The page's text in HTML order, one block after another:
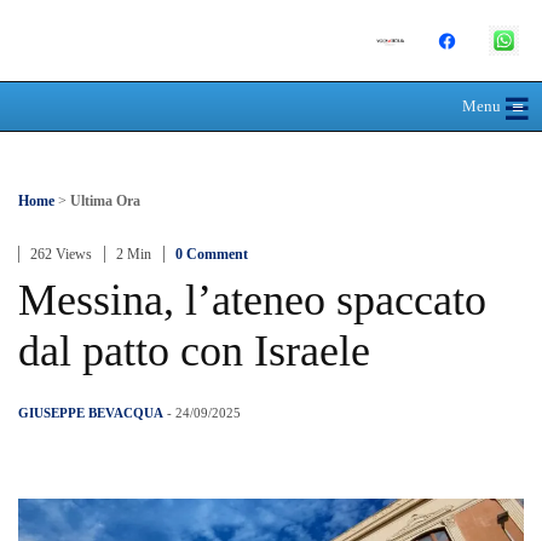
Menu≡
☰
Home > Ultima Ora
262 Views 2 Min 0 Comment
Messina, l’ateneo spaccato
dal patto con Israele
GIUSEPPE BEVACQUA - 24/09/2025